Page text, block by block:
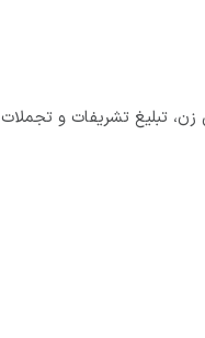
زن، تبليغ تشريفات و تجملات